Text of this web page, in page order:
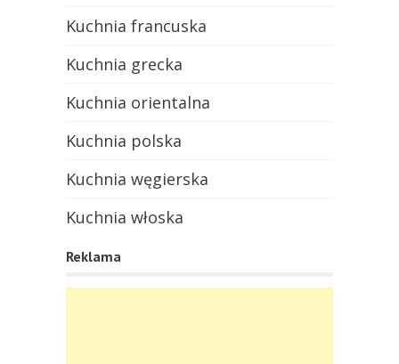
Kuchnia francuska
Kuchnia grecka
Kuchnia orientalna
Kuchnia polska
Kuchnia węgierska
Kuchnia włoska
Reklama